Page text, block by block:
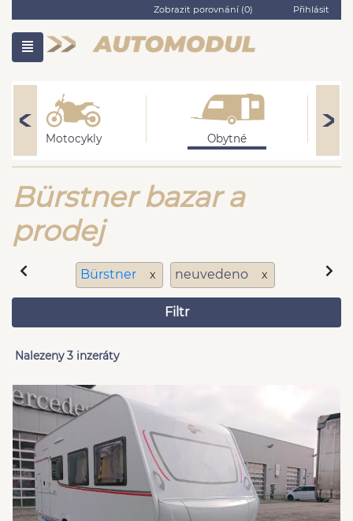
Zobrazit porovnání (0) Přihlásit
Motocykly Obytné
Bürstner bazar a
prodej
Bürstner x neuvedeno x
Filtr
Nalezeny 3 inzeráty